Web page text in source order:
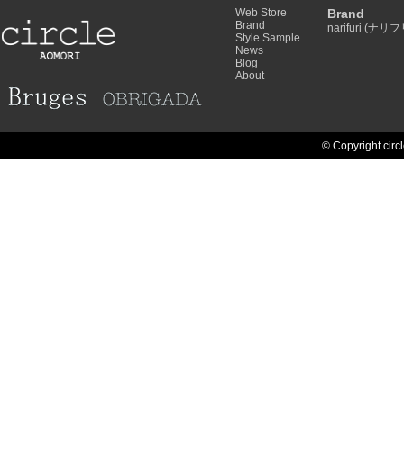
Web Store
Brand
Style Sample
News
Blog
About
Brand
narifuri (ナリフ
© Copyright